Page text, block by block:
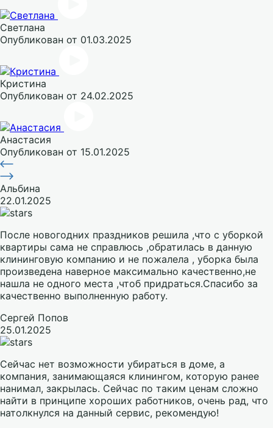
Светлана
Опубликован от 01.03.2025
Кристина
Опубликован от 24.02.2025
Анастасия
Опубликован от 15.01.2025
Альбина
22.01.2025
После новогодних праздников решила ,что с уборкой
квартиры сама не справлюсь ,обратилась в данную
клининговую компанию и не пожалела , уборка была
произведена наверное максимально качественно,не
нашла не одного места ,чтоб придраться.Спасибо за
качественно выполненную работу.
Сергей Попов
25.01.2025
Сейчас нет возможности убираться в доме, а
компания, занимающаяся клинингом, которую ранее
нанимал, закрылась. Сейчас по таким ценам сложно
найти в принципе хороших работников, очень рад, что
натолкнулся на данный сервис, рекомендую!